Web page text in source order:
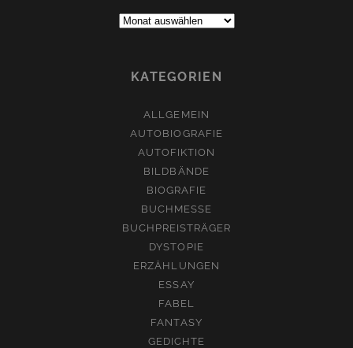
Archive:
KATEGORIEN
ALLGEMEIN
AUTOBIOGRAFIE
AUTOFIKTION
BILDBÄNDE
BIOGRAFIE
BUCHMESSE
BUCHPREISTRÄGER
DYSTOPIE
ERZÄHLUNGEN
ESSAY
FABEL
FANTASY
GEDICHTE